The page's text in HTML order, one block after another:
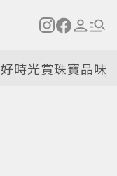
好時光賞珠寶品味